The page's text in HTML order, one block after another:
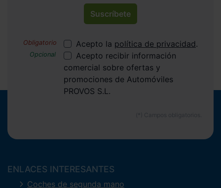
Suscríbete
Acepto la política de privacidad.
Acepto recibir información
comercial sobre ofertas y
promociones de Automóviles
PROVOS S.L.
ENLACES INTERESANTES
Coches de segunda mano